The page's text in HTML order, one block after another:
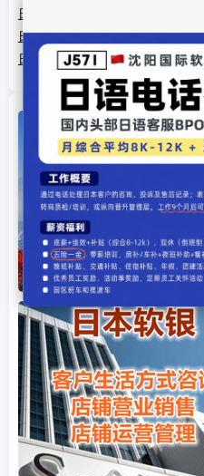
日本票房:"海贼王Z"十天破30亿 "
日本票房:海贼王刷新EVA纪录
日本票房：《全职猎人》夺冠 动